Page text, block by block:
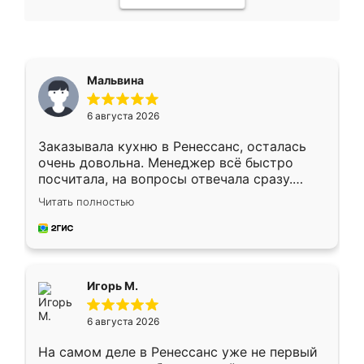
Мальвина
6 августа 2026
Заказывала кухню в Ренессанс, осталась
очень довольна. Менеджер всё быстро
посчитала, на вопросы отвечала сразу.
Замерщик приехал в субботу, подошёл к
делу со всей ответственностью. Собрали
за день, ребята работали аккуратно, даже
Читать полностью
Игорь М.
6 августа 2026
На самом деле в Ренессанс уже не первый